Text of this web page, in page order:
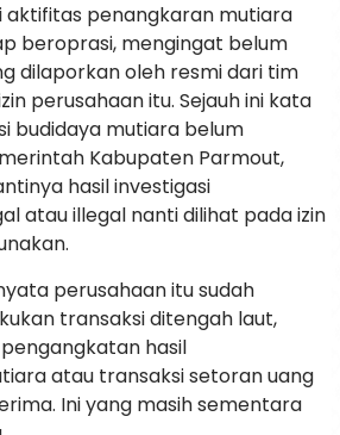
aktifitas penangkaran mutiara
beroprasi, mengingat belum
dilaporkan oleh resmi dari tim
perusahaan itu. Sejauh ini kata
budidaya mutiara belum
Kabupaten Parmout,
hasil investigasi
atau illegal nanti dilihat pada izin
perusahaan itu sudah
transaksi ditengah laut,
hasil
atau transaksi setoran uang
Ini yang masih sementara